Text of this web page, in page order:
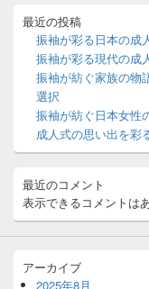
バ
エ
ア
最近の投稿
振袖が彩る日本の成
振袖が彩る現代の成
振袖が紡ぐ家族の物
選択
振袖が紡ぐ日本女性
成人式の思い出を彩
最近のコメント
表示できるコメントは
アーカイブ
2025年8月